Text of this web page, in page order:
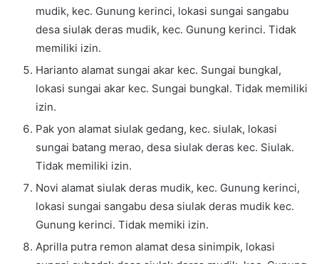
mudik, kec. Gunung kerinci, lokasi sungai sangabu
desa siulak deras mudik, kec. Gunung kerinci. Tidak
memiliki izin.
Harianto alamat sungai akar kec. Sungai bungkal,
lokasi sungai akar kec. Sungai bungkal. Tidak memiliki
izin.
Pak yon alamat siulak gedang, kec. siulak, lokasi
sungai batang merao, desa siulak deras kec. Siulak.
Tidak memiliki izin.
Novi alamat siulak deras mudik, kec. Gunung kerinci,
lokasi sungai sangabu desa siulak deras mudik kec.
Gunung kerinci. Tidak memiki izin.
Aprilla putra remon alamat desa sinimpik, lokasi